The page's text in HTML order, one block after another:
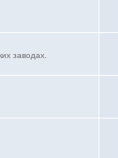
заводах.